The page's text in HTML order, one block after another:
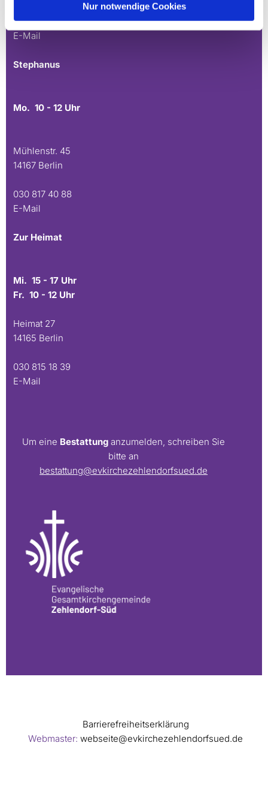
Nur notwendige Cookies
030 815 45 54
E-Mail
Stephanus
Mo. 10 - 12 Uhr
Mühlenstr. 45
14167 Berlin
030 817 40 88
E-Mail
Zur Heimat
Mi. 15 - 17 Uhr
Fr. 10 - 12 Uhr
Heimat 27
14165 Berlin
030 815 18 39
E-Mail
Um eine Bestattung anzumelden, schreiben Sie
bitte an
bestattung@evkirchezehlendorfsued.de
Barrierefreiheitserklärung
Webmaster: webseite@evkirchezehlendorfsued.de